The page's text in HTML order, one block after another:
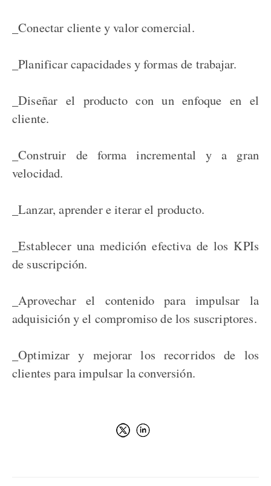
_Conectar cliente y valor comercial.
_Planificar capacidades y formas de trabajar.
_Diseñar el producto con un enfoque en el
cliente.
_Construir de forma incremental y a gran
velocidad.
_Lanzar, aprender e iterar el producto.
_Establecer una medición efectiva de los KPIs
de suscripción.
_Aprovechar el contenido para impulsar la
adquisición y el compromiso de los suscriptores.
_Optimizar y mejorar los recorridos de los
clientes para impulsar la conversión.